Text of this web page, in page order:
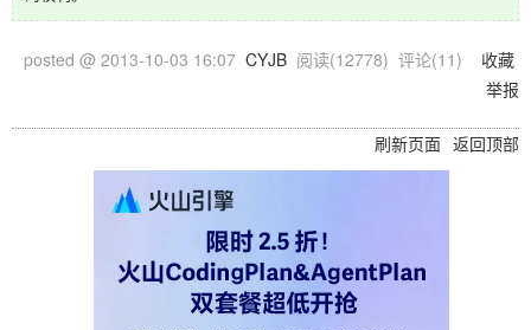
posted @ 2013-10-03 16:07 CYJB 阅读(12778) 评论(11) 收藏
举报
刷新页面 返回顶部